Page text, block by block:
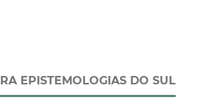
EPISTEMOLOGIAS DO SUL